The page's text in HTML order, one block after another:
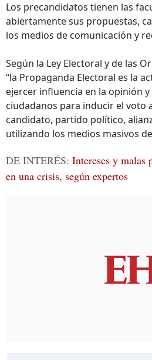
Los precandidatos tienen las
abiertamente sus propuestas,
los medios de comunicación y
Según la Ley Electoral y de las
“la Propaganda Electoral es la
ejercer influencia en la opinión
ciudadanos para inducir el voto
candidato, partido político,
utilizando los medios masivos
DE INTERÉS: Intereses y malas
en una crisis, según expertos